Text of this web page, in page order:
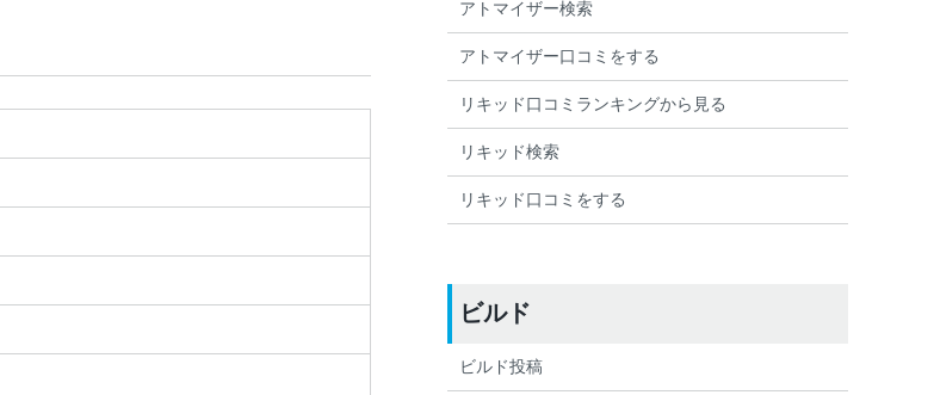
アトマイザー検索
アトマイザー口コミをする
リキッド口コミランキングから見る
リキッド検索
リキッド口コミをする
ビルド
ビルド投稿
絞り込み検索